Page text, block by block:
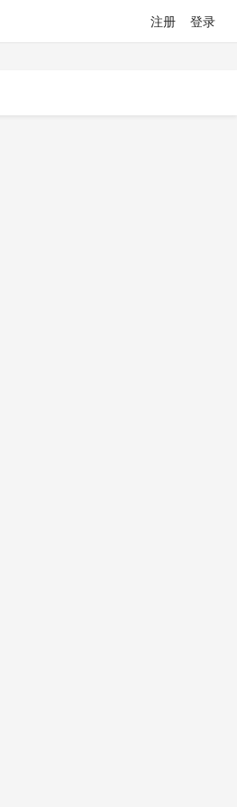
注册 登录